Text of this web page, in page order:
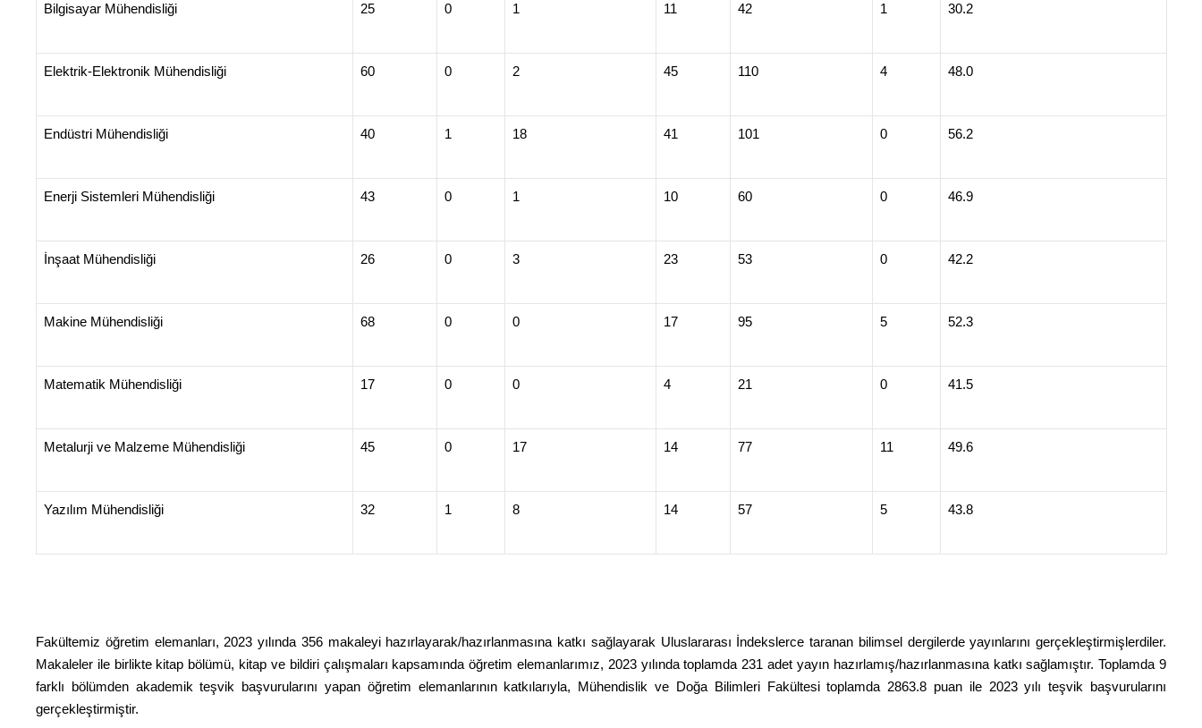
Bilgisayar Mühendisliği 25 0 1 11 42 1 30.2
Elektrik-Elektronik Mühendisliği 60 0 2 45 110 4 48.0
Endüstri Mühendisliği 40 1 18 41 101 0 56.2
Enerji Sistemleri Mühendisliği 43 0 1 10 60 0 46.9
İnşaat Mühendisliği 26 0 3 23 53 0 42.2
Makine Mühendisliği 68 0 0 17 95 5 52.3
Matematik Mühendisliği 17 0 0 4 21 0 41.5
Metalurji ve Malzeme Mühendisliği 45 0 17 14 77 11 49.6
Yazılım Mühendisliği 32 1 8 14 57 5 43.8
Fakültemiz öğretim elemanları, 2023 yılında 356 makaleyi hazırlayarak/hazırlanmasına katkı sağlayarak Uluslararası İndekslerce taranan bilimsel dergilerde yayınlarını gerçekleştirmişlerdiler.
Makaleler ile birlikte kitap bölümü, kitap ve bildiri çalışmaları kapsamında öğretim elemanlarımız, 2023 yılında toplamda 231 adet yayın hazırlamış/hazırlanmasına katkı sağlamıştır. Toplamda 9
farklı bölümden akademik teşvik başvurularını yapan öğretim elemanlarının katkılarıyla, Mühendislik ve Doğa Bilimleri Fakültesi toplamda 2863.8 puan ile 2023 yılı teşvik başvurularını
gerçekleştirmiştir.